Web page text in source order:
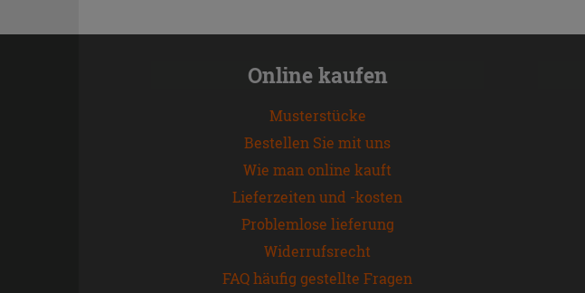
Online kaufen
Musterstücke
Bestellen Sie mit uns
Wie man online kauft
Lieferzeiten und -kosten
Problemlose lieferung
Widerrufsrecht
FAQ häufig gestellte Fragen